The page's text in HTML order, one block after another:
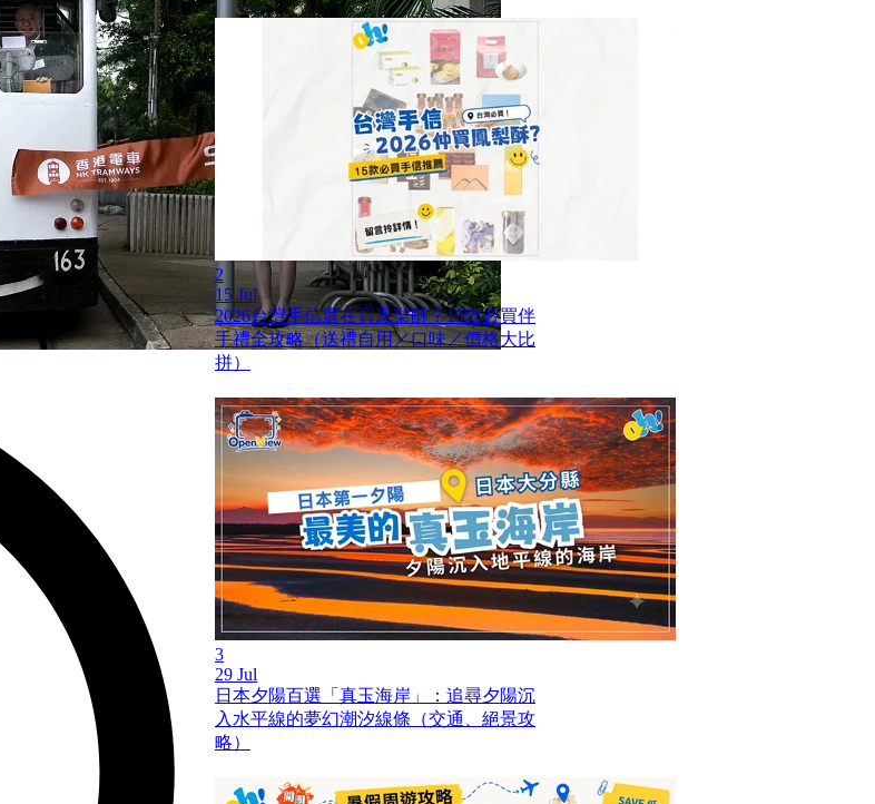
2
15 Jul
2026台灣手信還在買鳳梨酥？15款必買伴
手禮全攻略（送禮自用／口味／價格大比
拼）
3
29 Jul
日本夕陽百選「真玉海岸」：追尋夕陽沉
入水平線的夢幻潮汐線條（交通、絕景攻
略）